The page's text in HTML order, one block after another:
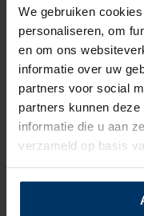
We gebruiken
personaliseren, om
en om ons
informatie over uw
partners voor social
partners kunnen
informatie die u aan
verzameld op basis
Voering
Neusbeveiliging
Zoolbeveiliging
Zoolmateriaal